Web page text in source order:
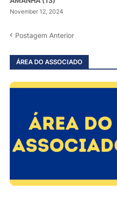
November 12, 2024
Postagem Anterior
ÁREA DO ASSOCIADO